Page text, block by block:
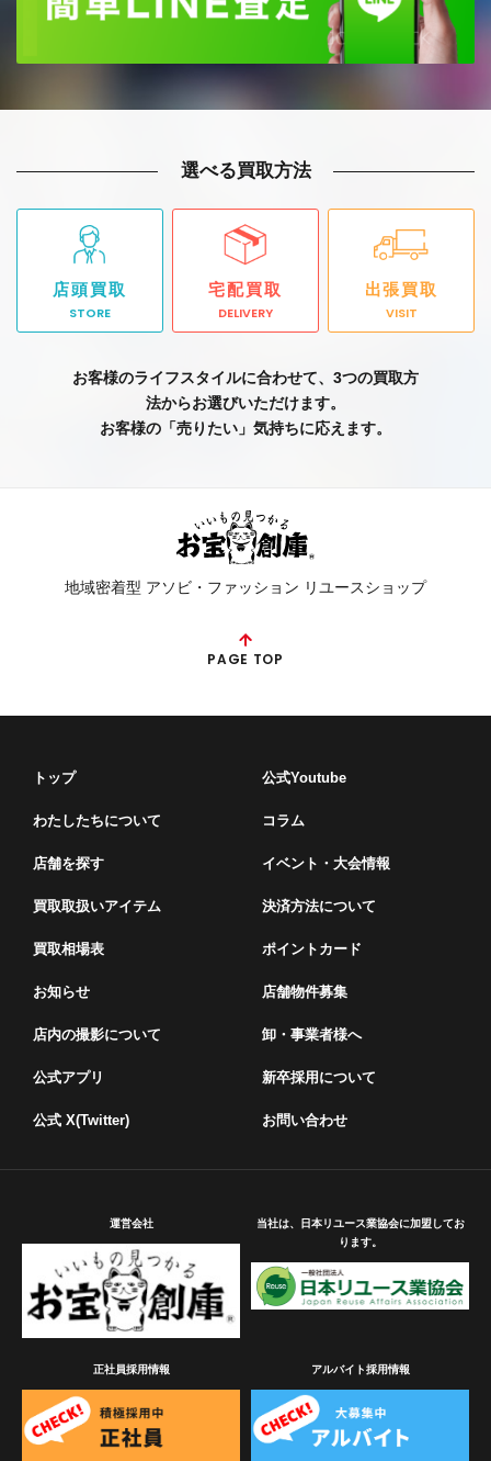
選べる買取方法
店頭買取
STORE
宅配買取
DELIVERY
出張買取
VISIT
お客様のライフスタイルに合わせて、3つの買取方
法からお選びいただけます。
お客様の「売りたい」気持ちに応えます。
地域密着型 アソビ・ファッション リユースショップ
PAGE TOP
トップ
わたしたちについて
店舗を探す
買取取扱いアイテム
買取相場表
お知らせ
店内の撮影について
公式アプリ
公式 X(Twitter)
公式Youtube
コラム
イベント・⼤会情報
決済方法について
ポイントカード
店舗物件募集
卸・事業者様へ
新卒採用について
お問い合わせ
運営会社
当社は、日本リユース業協会に加盟してお
ります。
正社員採用情報 アルバイト採用情報